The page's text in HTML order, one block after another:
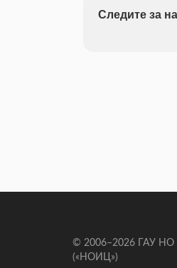
Следите за
© 2006–2026 ГАУ НО
(«НОИЦ»)